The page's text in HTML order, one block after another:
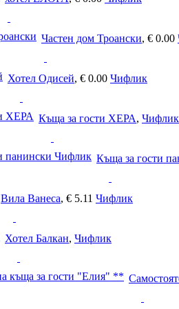
Частен дом Троански, € 0.00
Хотел Одисей, € 0.00 Чифлик
Къща за гости ХЕРА, Чифлик
Къща за гости
Вила Ванеса, € 5.11 Чифлик
Хотел Балкан, Чифлик